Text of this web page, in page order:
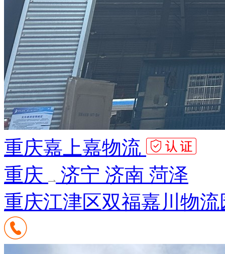
重庆嘉上嘉物流
重庆
济宁 济南 菏泽
重庆江津区双福嘉川物流